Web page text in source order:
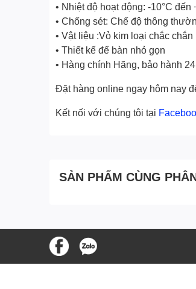
• Nhiệt độ hoạt động: -10°C đến
• Chống sét: Chế độ thông
• Vật liệu :Vỏ kim loại chắc chắn
• Thiết kế để bàn nhỏ gọn
• Hàng chính Hãng, bảo hành
Đặt hàng online ngay hôm nay
Kết nối với chúng tôi tại
SẢN PHẨM CÙNG